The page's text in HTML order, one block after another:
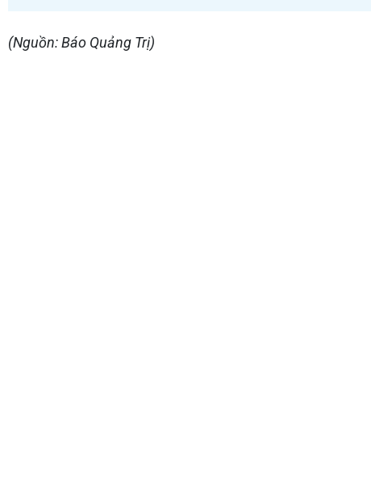
(Nguồn: Báo Quảng Trị)